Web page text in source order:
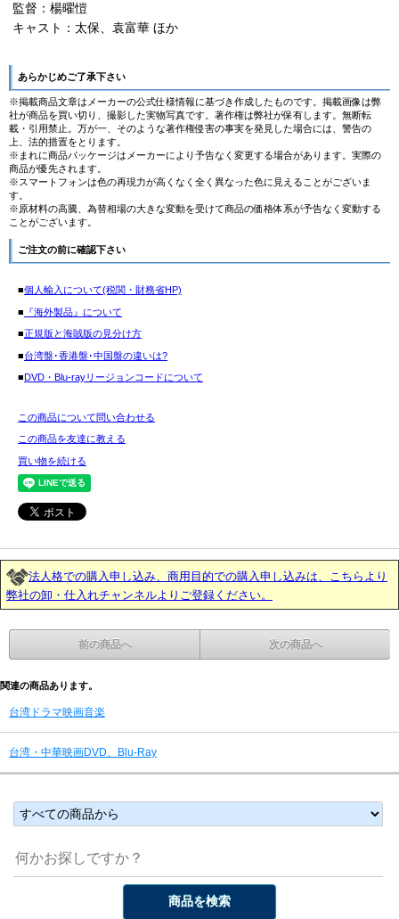
監督：楊曜愷
キャスト：太保、袁富華 ほか
あらかじめご了承下さい
※掲載商品文章はメーカーの公式仕様情報に基づき作成したものです。掲載画像は弊
社が商品を買い切り、撮影した実物写真です。著作権は弊社が保有します。無断転
載・引用禁止。万が一、そのような著作権侵害の事実を発見した場合には、警告の
上、法的措置をとります。
※まれに商品パッケージはメーカーにより予告なく変更する場合があります。実際の
商品が優先されます。
※スマートフォンは色の再現力が高くなく全く異なった色に見えることがございま
す。
※原材料の高騰、為替相場の大きな変動を受けて商品の価格体系が予告なく変動する
ことがございます。
ご注文の前に確認下さい
■個人輸入について(税関・財務省HP)
■ 『海外製品』について
■正規版と海賊版の見分け方
■台湾盤･香港盤･中国盤の違いは?
■ DVD・Blu-rayリージョンコードについて
この商品について問い合わせる
この商品を友達に教える
買い物を続ける
法人格での購入申し込み、商用目的での購入申し込みは、こちらより
弊社の卸・仕入れチャンネルよりご登録ください。
前の商品へ 次の商品へ
関連の商品あります。
台湾ドラマ映画音楽
台湾・中華映画DVD、Blu-Ray